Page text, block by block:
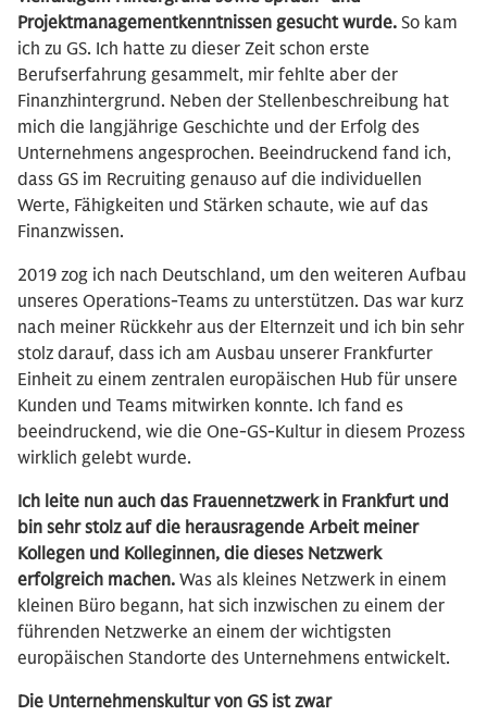
Projektmanagementkenntnissen gesucht wurde. So kam
ich zu GS. Ich hatte zu dieser Zeit schon erste
Berufserfahrung gesammelt, mir fehlte aber der
Finanzhintergrund. Neben der Stellenbeschreibung hat
mich die langjährige Geschichte und der Erfolg des
Unternehmens angesprochen. Beeindruckend fand ich,
dass GS im Recruiting genauso auf die individuellen
Werte, Fähigkeiten und Stärken schaute, wie auf das
Finanzwissen.
2019 zog ich nach Deutschland, um den weiteren Aufbau
unseres Operations-Teams zu unterstützen. Das war kurz
nach meiner Rückkehr aus der Elternzeit und ich bin sehr
stolz darauf, dass ich am Ausbau unserer Frankfurter
Einheit zu einem zentralen europäischen Hub für unsere
Kunden und Teams mitwirken konnte. Ich fand es
beeindruckend, wie die One-GS-Kultur in diesem Prozess
wirklich gelebt wurde.
Ich leite nun auch das Frauennetzwerk in Frankfurt und
bin sehr stolz auf die herausragende Arbeit meiner
Kollegen und Kolleginnen, die dieses Netzwerk
erfolgreich machen. Was als kleines Netzwerk in einem
kleinen Büro begann, hat sich inzwischen zu einem der
führenden Netzwerke an einem der wichtigsten
europäischen Standorte des Unternehmens entwickelt.
Die Unternehmenskultur von GS ist zwar